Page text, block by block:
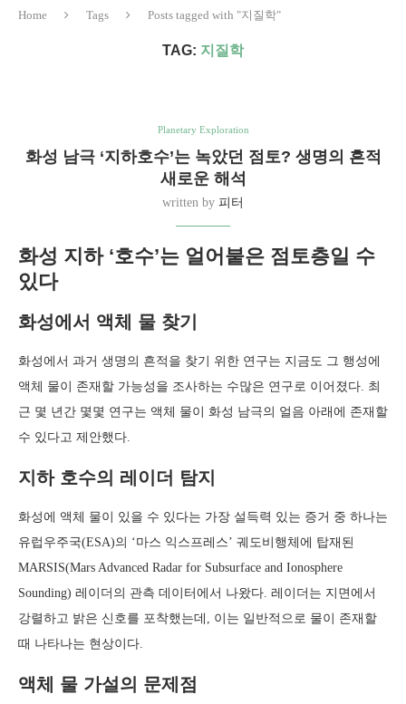
Home Tags Posts tagged with "지질학"
TAG: 지질학
Planetary Exploration
화성 남극 ‘지하호수’는 녹았던 점토? 생명의 흔적
새로운 해석
written by 피터
화성 지하 ‘호수’는 얼어붙은 점토층일 수
있다
화성에서 액체 물 찾기
화성에서 과거 생명의 흔적을 찾기 위한 연구는 지금도 그 행성에
액체 물이 존재할 가능성을 조사하는 수많은 연구로 이어졌다. 최
근 몇 년간 몇몇 연구는 액체 물이 화성 남극의 얼음 아래에 존재할
수 있다고 제안했다.
지하 호수의 레이더 탐지
화성에 액체 물이 있을 수 있다는 가장 설득력 있는 증거 중 하나는
유럽우주국(ESA)의 ‘마스 익스프레스’ 궤도비행체에 탑재된
MARSIS(Mars Advanced Radar for Subsurface and Ionosphere
Sounding) 레이더의 관측 데이터에서 나왔다. 레이더는 지면에서
강렬하고 밝은 신호를 포착했는데, 이는 일반적으로 물이 존재할
때 나타나는 현상이다.
액체 물 가설의 문제점